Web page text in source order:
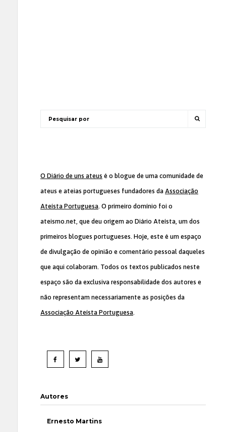
O Diário de uns ateus é o blogue de uma comunidade de
ateus e ateias portugueses fundadores da Associação
Ateísta Portuguesa. O primeiro domínio foi o
ateismo.net, que deu origem ao Diário Ateísta, um dos
primeiros blogues portugueses. Hoje, este é um espaço
de divulgação de opinião e comentário pessoal daqueles
que aqui colaboram. Todos os textos publicados neste
espaço são da exclusiva responsabilidade dos autores e
não representam necessariamente as posições da
Associação Ateísta Portuguesa.
Autores
Ernesto Martins